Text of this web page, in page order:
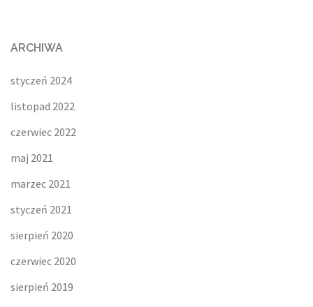
ARCHIWA
styczeń 2024
listopad 2022
czerwiec 2022
maj 2021
marzec 2021
styczeń 2021
sierpień 2020
czerwiec 2020
sierpień 2019